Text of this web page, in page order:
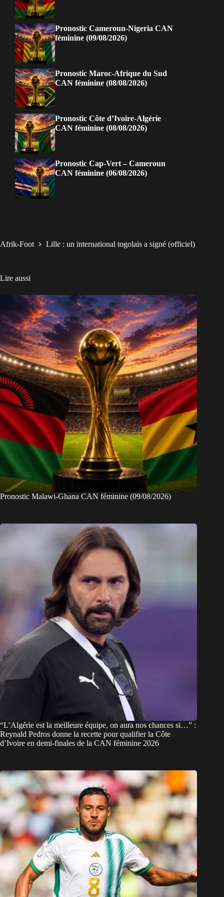
Pronostic Cameroun-Nigeria CAN
féminine (09/08/2026)
Pronostic Maroc-Afrique du Sud
CAN féminine (08/08/2026)
Pronostic Côte d’Ivoire-Algérie
CAN féminine (08/08/2026)
Pronostic Cap-Vert – Cameroun
CAN féminine (06/08/2026)
Afrik-Foot Lille : un international togolais a signé (officiel)
Lire aussi
Pronostic Malawi-Ghana CAN féminine (09/08/2026)
“L’Algérie est la meilleure équipe, on aura nos chances si…” :
Reynald Pedros donne la recette pour qualifier la Côte
d’Ivoire en demi-finales de la CAN féminine 2026